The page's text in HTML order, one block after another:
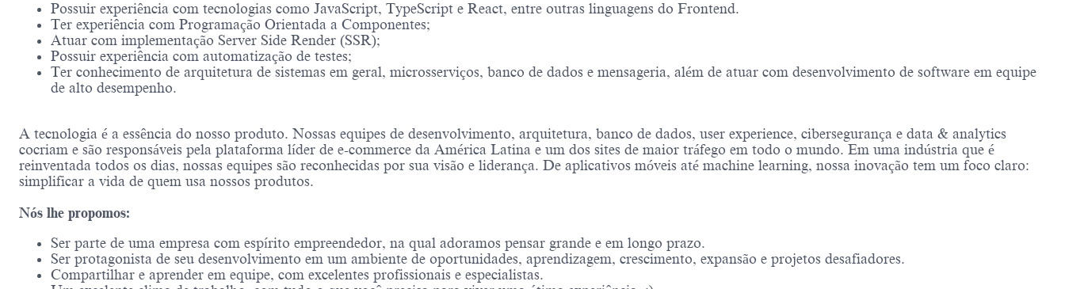
Possuir experiência com tecnologias como JavaScript, TypeScript e React, entre outras linguagens do Frontend.
Ter experiência com Programação Orientada a Componentes;
Atuar com implementação Server Side Render (SSR);
Possuir experiência com automatização de testes;
Ter conhecimento de arquitetura de sistemas em geral, microsserviços, banco de dados e mensageria, além de atuar com desenvolvimento de software em equipe
de alto desempenho.
A tecnologia é a essência do nosso produto. Nossas equipes de desenvolvimento, arquitetura, banco de dados, user experience, cibersegurança e data & analytics
cocriam e são responsáveis pela plataforma líder de e-commerce da América Latina e um dos sites de maior tráfego em todo o mundo. Em uma indústria que é
reinventada todos os dias, nossas equipes são reconhecidas por sua visão e liderança. De aplicativos móveis até machine learning, nossa inovação tem um foco claro:
simplificar a vida de quem usa nossos produtos.
Nós lhe propomos:
Ser parte de uma empresa com espírito empreendedor, na qual adoramos pensar grande e em longo prazo.
Ser protagonista de seu desenvolvimento em um ambiente de oportunidades, aprendizagem, crescimento, expansão e projetos desafiadores.
Compartilhar e aprender em equipe, com excelentes profissionais e especialistas.